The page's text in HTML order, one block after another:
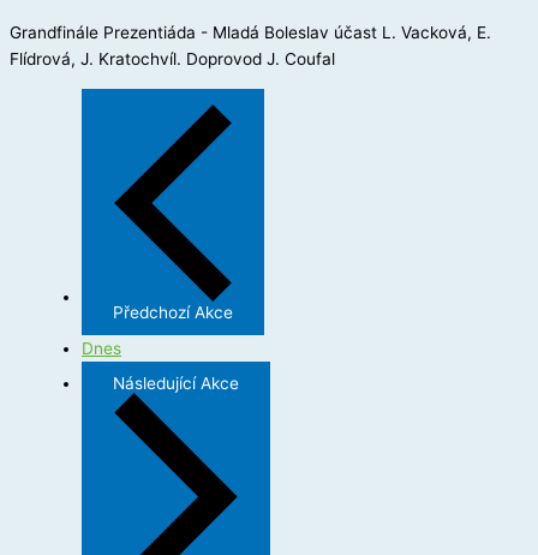
Grandfinále Prezentiáda - Mladá Boleslav účast L. Vacková, E.
Flídrová, J. Kratochvíl. Doprovod J. Coufal
PředchozíAkce
Dnes
NásledujícíAkce